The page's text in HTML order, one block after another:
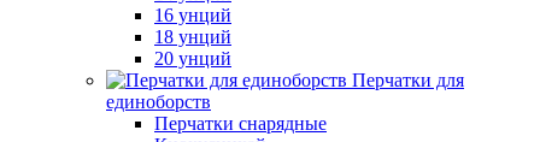
16 унций
18 унций
20 унций
Перчатки для
единоборств
Перчатки снарядные